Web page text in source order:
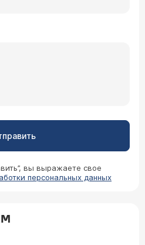
вы выражаете свое
персональных данных